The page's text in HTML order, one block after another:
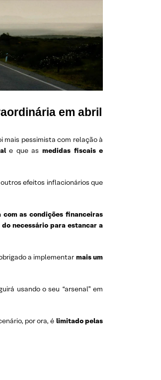
em abril
mais pessimista com relação à
e que as medidas fiscais e
efeitos inflacionários que
as condições financeiras
necessário para estancar a
a implementar mais um
usando o seu “arsenal” em
por ora, é limitado pelas